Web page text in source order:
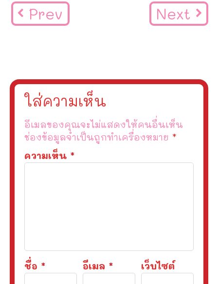
Prev Next
ใส่ความเห็น
อีเมลของคุณจะไม่แสดงให้คนอื่นเห็น
ช่องข้อมูลจำเป็นถูกทำเครื่องหมาย *
ความเห็น *
ชื่อ * อีเมล * เว็บไซต์